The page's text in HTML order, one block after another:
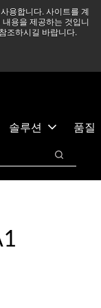
용합니다. 사이트를 계
용을 제공하는 것입니
조하시길 바랍니다.
며, 모든 서비스는
읽어보기 →
솔루션
품질
검색